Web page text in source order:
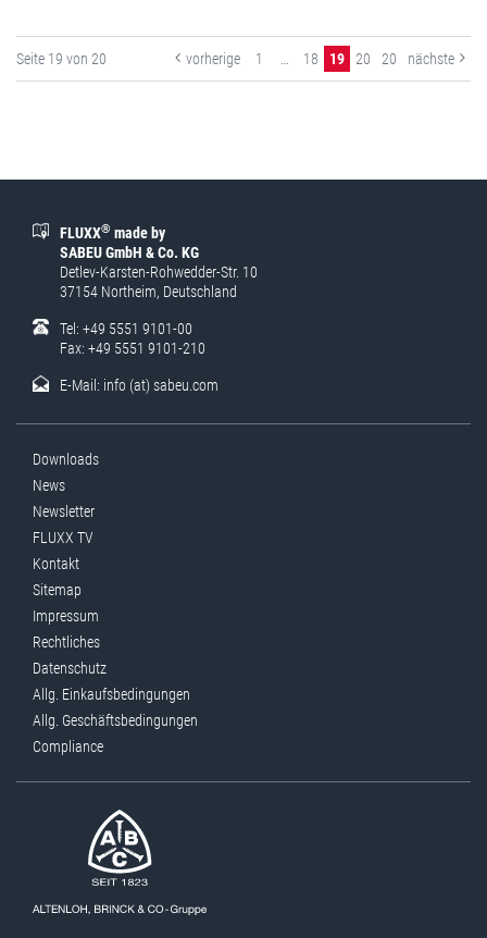
Seite 19 von 20 vorherige 1 18 19 20 20 nächste
FLUXX® made by
SABEU GmbH & Co. KG
Detlev-Karsten-Rohwedder-Str. 10
37154 Northeim, Deutschland
Tel: +49 5551 9101-00
Fax: +49 5551 9101-210
E-Mail: info (at) sabeu.com
Downloads
News
Newsletter
FLUXX TV
Kontakt
Sitemap
Impressum
Rechtliches
Datenschutz
Allg. Einkaufsbedingungen
Allg. Geschäftsbedingungen
Compliance